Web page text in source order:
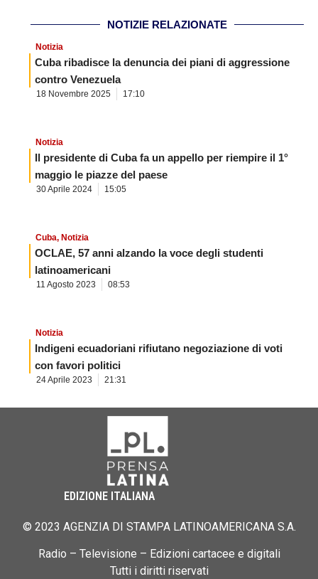
NOTIZIE RELAZIONATE
Notizia
Cuba ribadisce la denuncia dei piani di aggressione
contro Venezuela
18 Novembre 2025 17:10
Notizia
Il presidente di Cuba fa un appello per riempire il 1°
maggio le piazze del paese
30 Aprile 2024 15:05
Cuba, Notizia
OCLAE, 57 anni alzando la voce degli studenti
latinoamericani
11 Agosto 2023 08:53
Notizia
Indigeni ecuadoriani rifiutano negoziazione di voti
con favori politici
24 Aprile 2023 21:31
EDIZIONE ITALIANA
© 2023 AGENZIA DI STAMPA LATINOAMERICANA S.A.
Radio – Televisione – Edizioni cartacee e digitali
Tutti i diritti riservati